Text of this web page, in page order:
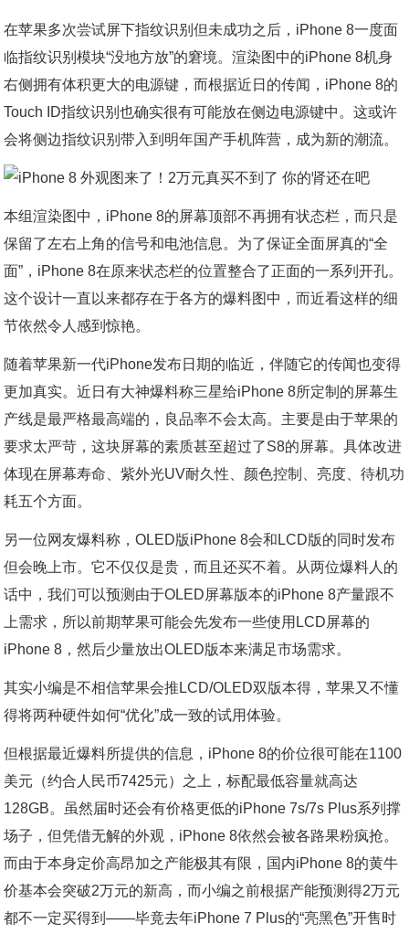
在苹果多次尝试屏下指纹识别但未成功之后，iPhone 8一度面
临指纹识别模块“没地方放”的窘境。渲染图中的iPhone 8机身
右侧拥有体积更大的电源键，而根据近日的传闻，iPhone 8的
Touch ID指纹识别也确实很有可能放在侧边电源键中。这或许
会将侧边指纹识别带入到明年国产手机阵营，成为新的潮流。
本组渲染图中，iPhone 8的屏幕顶部不再拥有状态栏，而只是
保留了左右上角的信号和电池信息。为了保证全面屏真的“全
面”，iPhone 8在原来状态栏的位置整合了正面的一系列开孔。
这个设计一直以来都存在于各方的爆料图中，而近看这样的细
节依然令人感到惊艳。
随着苹果新一代iPhone发布日期的临近，伴随它的传闻也变得
更加真实。近日有大神爆料称三星给iPhone 8所定制的屏幕生
产线是最严格最高端的，良品率不会太高。主要是由于苹果的
要求太严苛，这块屏幕的素质甚至超过了S8的屏幕。具体改进
体现在屏幕寿命、紫外光UV耐久性、颜色控制、亮度、待机功
耗五个方面。
另一位网友爆料称，OLED版iPhone 8会和LCD版的同时发布
但会晚上市。它不仅仅是贵，而且还买不着。从两位爆料人的
话中，我们可以预测由于OLED屏幕版本的iPhone 8产量跟不
上需求，所以前期苹果可能会先发布一些使用LCD屏幕的
iPhone 8，然后少量放出OLED版本来满足市场需求。
其实小编是不相信苹果会推LCD/OLED双版本得，苹果又不懂
得将两种硬件如何“优化”成一致的试用体验。
但根据最近爆料所提供的信息，iPhone 8的价位很可能在1100
美元（约合人民币7425元）之上，标配最低容量就高达
128GB。虽然届时还会有价格更低的iPhone 7s/7s Plus系列撑
场子，但凭借无解的外观，iPhone 8依然会被各路果粉疯抢。
而由于本身定价高昂加之产能极其有限，国内iPhone 8的黄牛
价基本会突破2万元的新高，而小编之前根据产能预测得2万元
都不一定买得到——毕竟去年iPhone 7 Plus的“亮黑色”开售时